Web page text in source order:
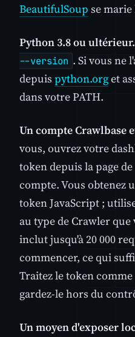
BeautifulSoup se
Python 3.8 ou ultérieur.
--version . Si vous ne
depuis python.orget
dans votre PATH.
Un compte Crawlbase
vous, ouvrez votre
token depuis la page
compte. Vous obtenez
token JavaScript ;
au type de Crawler
inclut jusqu'à 20 000
commencer, ce qui
Traitez le token
gardez-le hors du
Un moyen d'exposer